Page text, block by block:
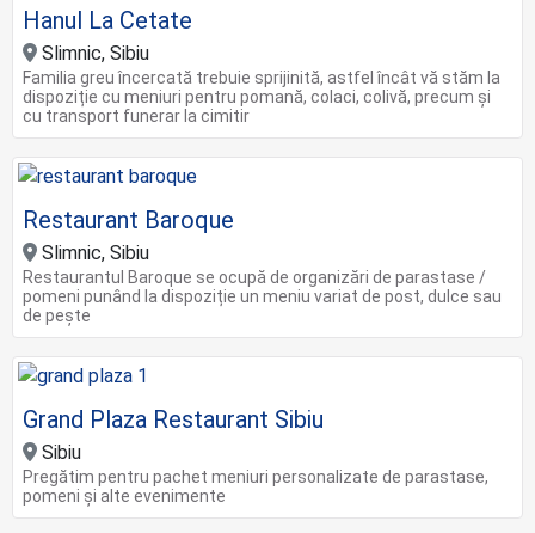
Hanul La Cetate
Slimnic, Sibiu
Familia greu încercată trebuie sprijinită, astfel încât vă stăm la
dispoziție cu meniuri pentru pomană, colaci, colivă, precum și
cu transport funerar la cimitir
Restaurant Baroque
Slimnic, Sibiu
Restaurantul Baroque se ocupă de organizări de parastase /
pomeni punând la dispoziție un meniu variat de post, dulce sau
de pește
Grand Plaza Restaurant Sibiu
Sibiu
Pregătim pentru pachet meniuri personalizate de parastase,
pomeni și alte evenimente